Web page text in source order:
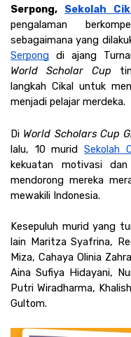
Serpong, Sekolah
pengalaman
sebagaimana yang
Serpong
World Scholar Cup
langkah Cikal untuk
menjadi pelajar merdeka.
Di World Scholars Cup
lalu, 10 murid Sekolah
kekuatan motivasi
mendorong mereka
mewakili Indonesia.
Kesepuluh murid yang
lain Maritza Syafrina,
Miza, Cahaya Olinia
Aina Sufiya Hidayani,
Putri Wiradharma,
Gultom.